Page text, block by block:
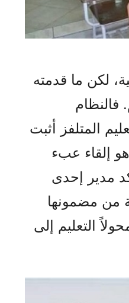
لكن ما قدمته
فالنظام
المتلفز أثبت
إلقاء عبء
مدير إحدى
من مضمونها
التعليم إلى